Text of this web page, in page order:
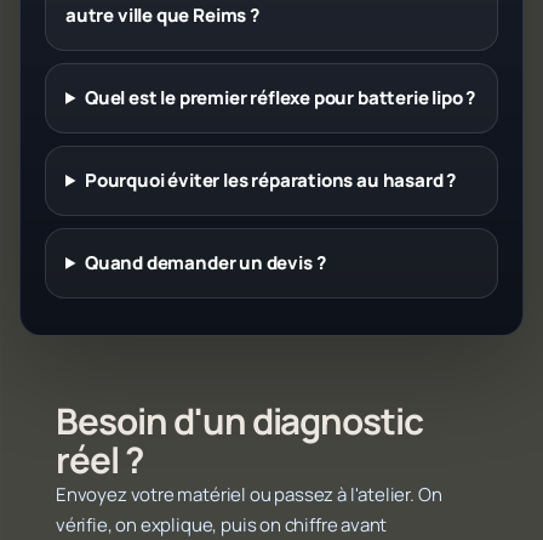
autre ville que Reims ?
Quel est le premier réflexe pour batterie lipo ?
Pourquoi éviter les réparations au hasard ?
Quand demander un devis ?
Besoin d'un diagnostic
réel ?
Envoyez votre matériel ou passez à l'atelier. On
vérifie, on explique, puis on chiffre avant